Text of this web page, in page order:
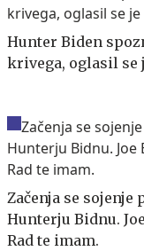
Hunter Biden
krivega, oglasil se
Začenja se sojenje
Hunterju Bidnu.
Rad te imam.